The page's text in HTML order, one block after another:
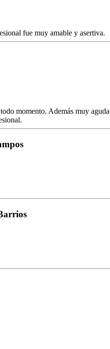
fue muy amable y asertiva.
momento. Además muy aguda